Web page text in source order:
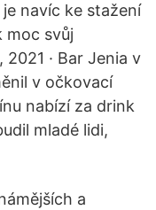
navíc ke stažení
moc svůj
· Bar Jenia v
v očkovací
nabízí za drink
mladé lidi,
a